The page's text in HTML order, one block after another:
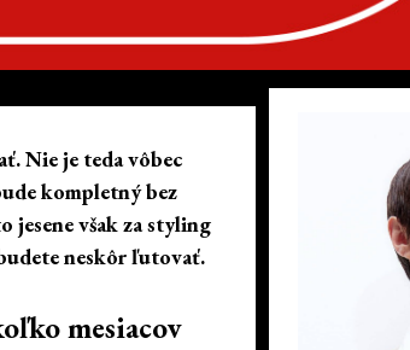
Nie je teda vôbec
kompletný bez
však za styling
neskôr ľutovať.
mesiacov